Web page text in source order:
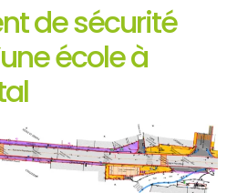
de sécurité
école à